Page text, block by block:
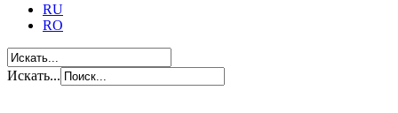
RU
RO
Искать...